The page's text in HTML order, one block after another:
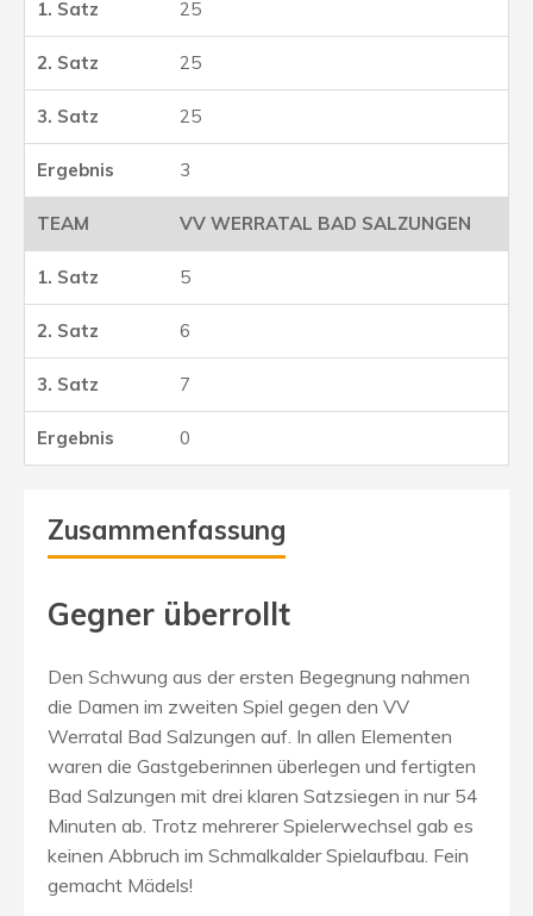
25
25
25
3
VV WERRATAL BAD SALZUNGEN
5
6
7
0
Zusammenfassung
Gegner überrollt
Den Schwung aus der ersten Begegnung nahmen
die Damen im zweiten Spiel gegen den VV
Werratal Bad Salzungen auf. In allen Elementen
waren die Gastgeberinnen überlegen und fertigten
Bad Salzungen mit drei klaren Satzsiegen in nur 54
Minuten ab. Trotz mehrerer Spielerwechsel gab es
keinen Abbruch im Schmalkalder Spielaufbau. Fein
gemacht Mädels!